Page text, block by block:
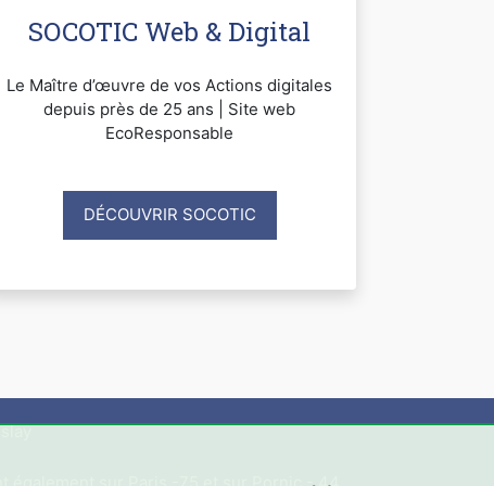
SOCOTIC Web & Digital
Le Maître d’œuvre de vos Actions digitales
depuis près de 25 ans | Site web
EcoResponsable
DÉCOUVRIR SOCOTIC
également sur Paris -75 et sur Pornic - 44.